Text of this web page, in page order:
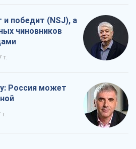
победит (NSJ), а
чиновников
т.
Россия может
т.